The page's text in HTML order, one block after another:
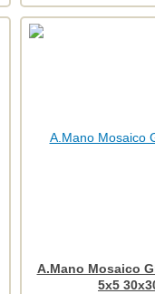
A.Mano Mosaico
5x5